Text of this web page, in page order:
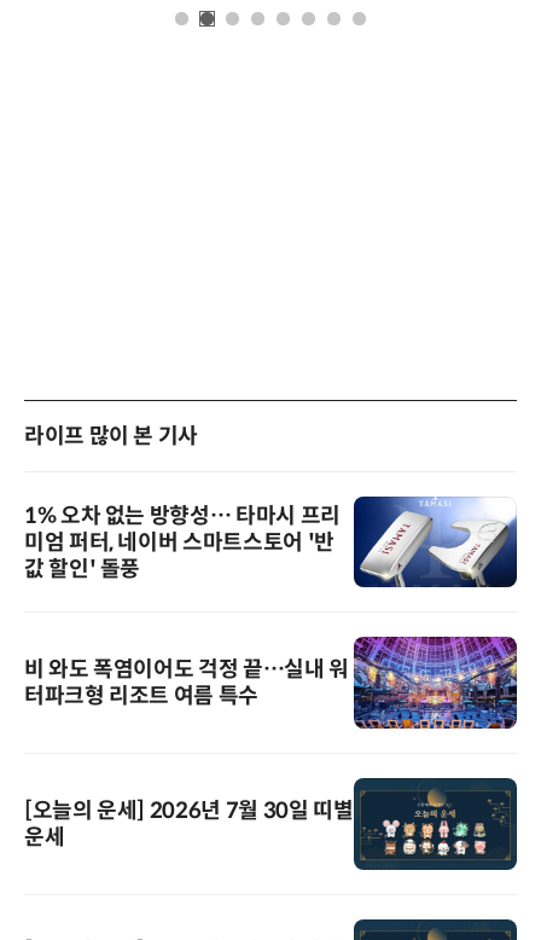
라이프 많이 본 기사
1% 오차 없는 방향성… 타마시 프리
미엄 퍼터, 네이버 스마트스토어 '반
값 할인' 돌풍
비 와도 폭염이어도 걱정 끝…실내 워
터파크형 리조트 여름 특수
[오늘의 운세] 2026년 7월 30일 띠별
운세